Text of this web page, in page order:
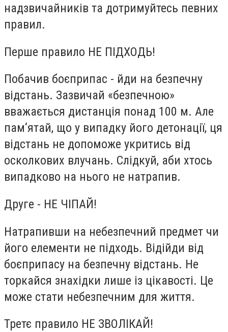
надзвичайників та дотримуйтесь певних
правил.
Перше правило НЕ ПІДХОДЬ!
Побачив боєприпас - йди на безпечну
відстань. Зазвичай «безпечною»
вважається дистанція понад 100 м. Але
пам‘ятай, що у випадку його детонації, ця
відстань не допоможе укритись від
осколкових влучань. Слідкуй, аби хтось
випадково на нього не натрапив.
Друге - НЕ ЧІПАЙ!
Натрапивши на небезпечний предмет чи
його елементи не підходь. Відійди від
боєприпасу на безпечну відстань. Не
торкайся знахідки лише із цікавості. Це
може стати небезпечним для життя.
Третє правило НЕ ЗВОЛІКАЙ!